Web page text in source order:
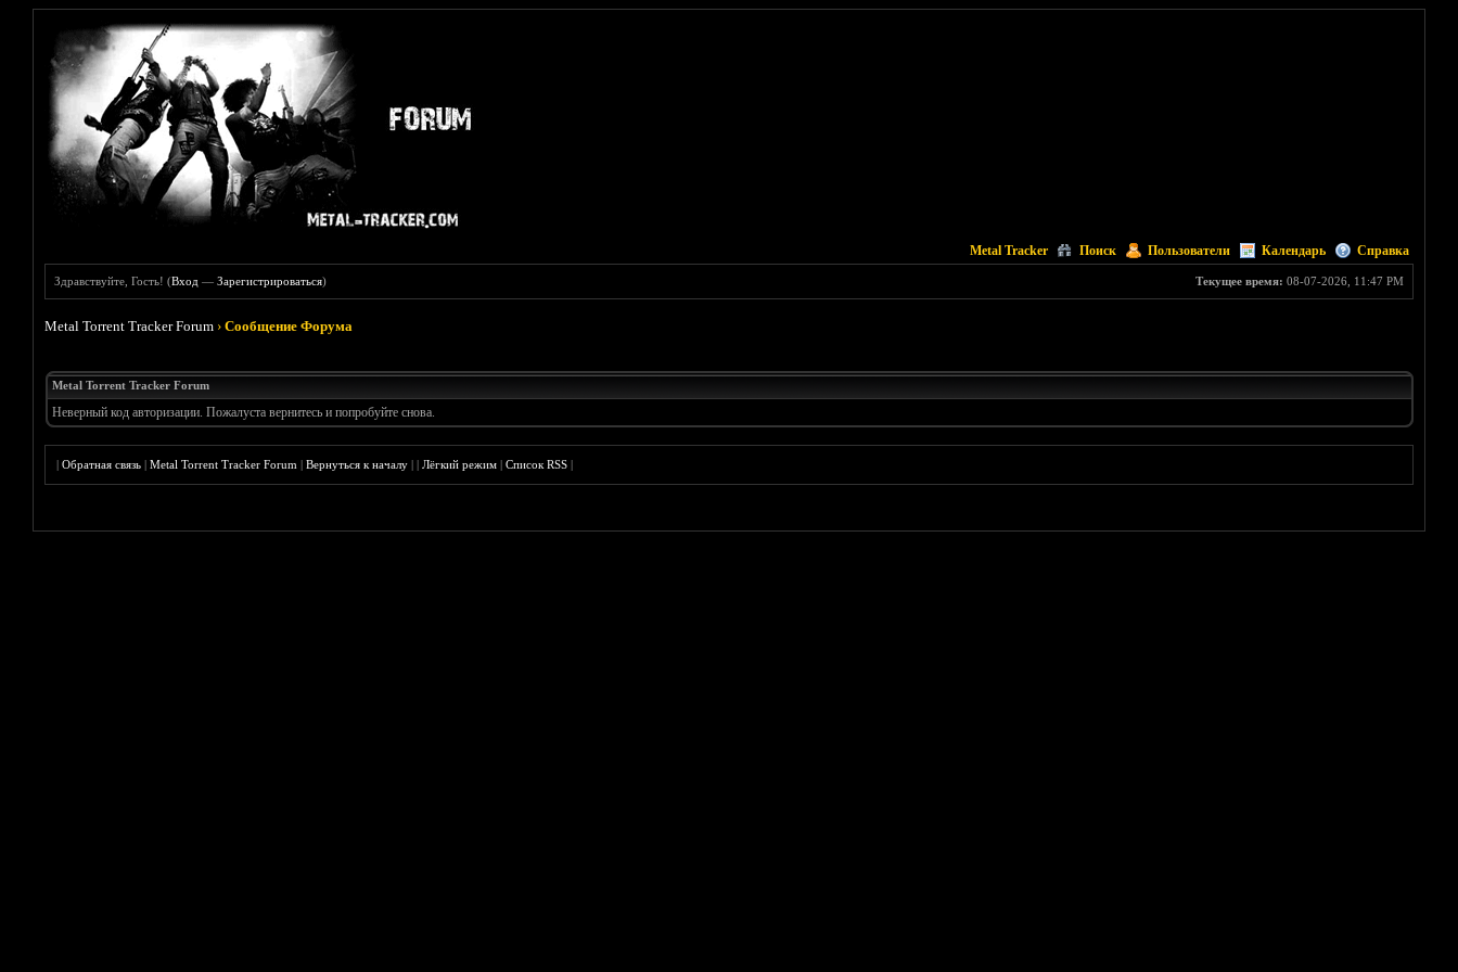
Metal Tracker Поиск Пользователи Календарь Справка
Текущее время: 08-07-2026, 11:47 PM
Здравствуйте, Гость! (Вход —Зарегистрироваться)
Metal Torrent Tracker Forum ›Сообщение Форума
Metal Torrent Tracker Forum
Неверный код авторизации. Пожалуста вернитесь и попробуйте снова.
|Обратная связь |Metal Torrent Tracker Forum |Вернуться к началу ||Лёгкий режим |Список RSS |